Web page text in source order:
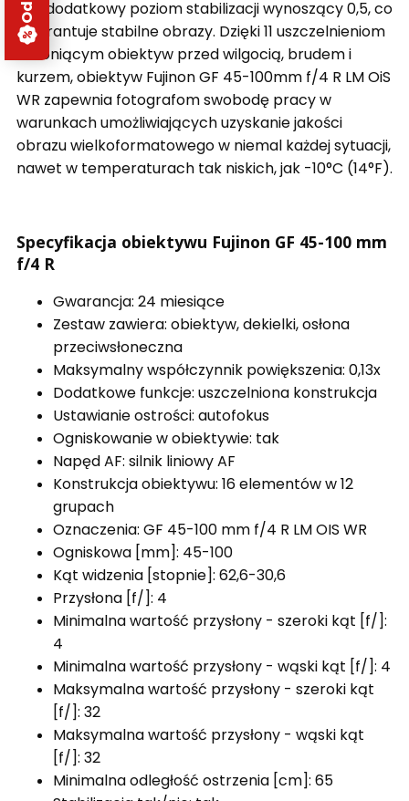
jest dodatkowy poziom stabilizacji wynoszący 0,5, co
gwarantuje stabilne obrazy. Dzięki 11 uszczelnieniom
chroniącym obiektyw przed wilgocią, brudem i
kurzem, obiektyw Fujinon GF 45-100mm f/4 R LM OiS
WR zapewnia fotografom swobodę pracy w
warunkach umożliwiających uzyskanie jakości
obrazu wielkoformatowego w niemal każdej sytuacji,
nawet w temperaturach tak niskich, jak -10°C (14°F).
Specyfikacja obiektywu Fujinon GF 45-100 mm
f/4 R
Gwarancja: 24 miesiące
Zestaw zawiera: obiektyw, dekielki, osłona
przeciwsłoneczna
Maksymalny współczynnik powiększenia: 0,13x
Dodatkowe funkcje: uszczelniona konstrukcja
Ustawianie ostrości: autofokus
Ogniskowanie w obiektywie: tak
Napęd AF: silnik liniowy AF
Konstrukcja obiektywu: 16 elementów w 12
grupach
Oznaczenia: GF 45-100 mm f/4 R LM OIS WR
Ogniskowa [mm]: 45-100
Kąt widzenia [stopnie]: 62,6-30,6
Przysłona [f/]: 4
Minimalna wartość przysłony - szeroki kąt [f/]:
4
Minimalna wartość przysłony - wąski kąt [f/]: 4
Maksymalna wartość przysłony - szeroki kąt
[f/]: 32
Maksymalna wartość przysłony - wąski kąt
[f/]: 32
Minimalna odległość ostrzenia [cm]: 65